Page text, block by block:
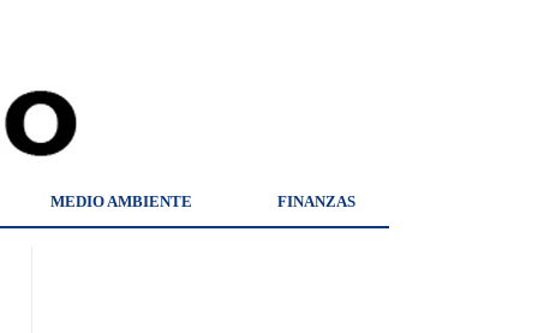
MEDIO AMBIENTE FINANZAS